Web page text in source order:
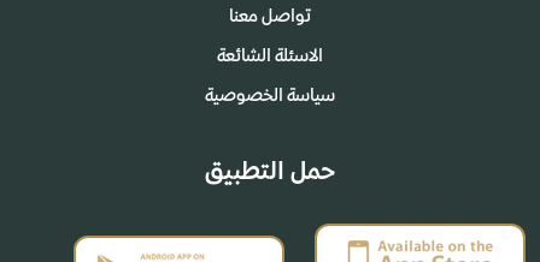
تواصل معنا
الاسئلة الشائعة
سياسة الخصوصية
حمل التطبيق